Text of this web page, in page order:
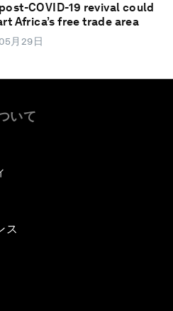
COVID-19 revival could
Africa’s free trade area
月29日
いて
ス